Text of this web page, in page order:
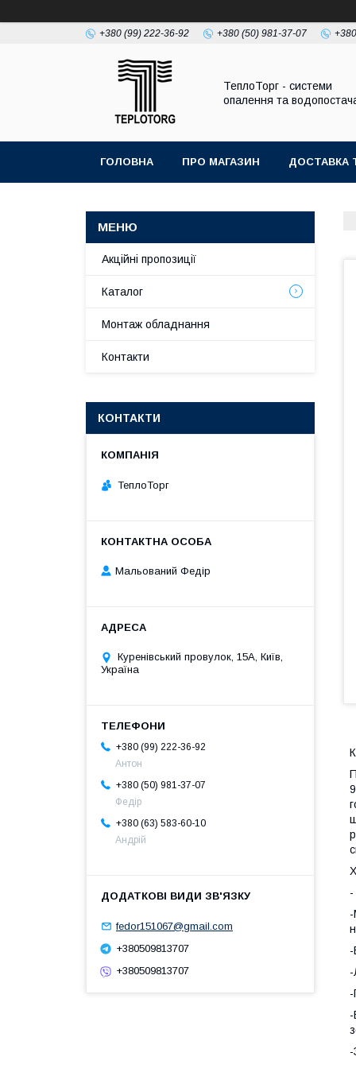
+380 (99) 222-36-92 +380 (50) 981-37-07
ТеплоТорг - системи
опалення та
ГОЛОВНА ПРО МАГАЗИН ДОСТАВКА
-
-
-
-
-
-
-
Акційні пропозиції
Каталог
Монтаж обладнання
Контакти
КОНТАКТИ
ТеплоТорг
Мальований Федір
Куренівський провулок, 15А, Київ,
Україна
+380 (99) 222-36-92
Антон
+380 (50) 981-37-07
Федір
+380 (63) 583-60-10
Андрій
fedor151067@gmail.com
+380509813707
+380509813707